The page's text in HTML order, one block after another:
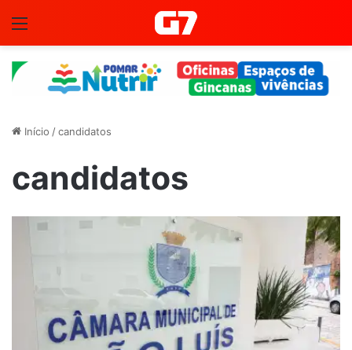
Início /candidatos
candidatos